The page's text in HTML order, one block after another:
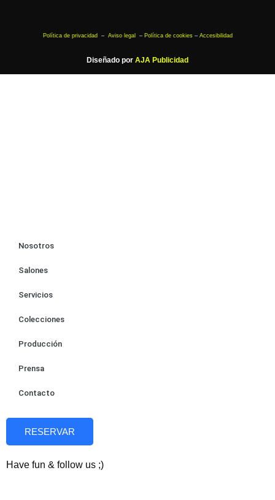
Política de privacidad – Aviso legal – Política de cookies– Accesibilidad
Diseñado por AJA Publicidad
Nosotros
Salones
Servicios
Colecciones
Producción
Prensa
Contacto
RESERVAR
Have fun & follow us ;)